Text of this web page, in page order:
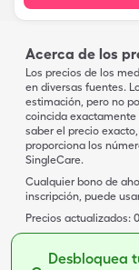
Acerca de los
Los precios de los
en diversas fuentes.
estimación, pero no
coincida exactamente
saber el precio
proporciona los
SingleCare.
Cualquier bono de
inscripción, puede
Precios actualizados:
Desbloquea